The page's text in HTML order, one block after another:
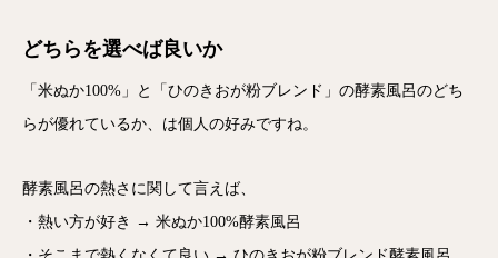
どちらを選べば良いか
「米ぬか100%」と「ひのきおが粉ブレンド」の酵素風呂のどち
らが優れているか、は個人の好みですね。
酵素風呂の熱さに関して言えば、
・熱い方が好き → 米ぬか100%酵素風呂